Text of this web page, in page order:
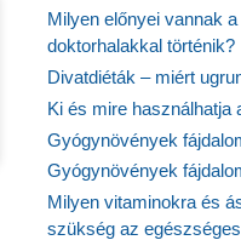
Milyen előnyei vannak
doktorhalakkal történik?
Divatdiéták – miért
Ki és mire használhatja
Gyógynövények
Gyógynövények
Milyen vitaminokra és
szükség az